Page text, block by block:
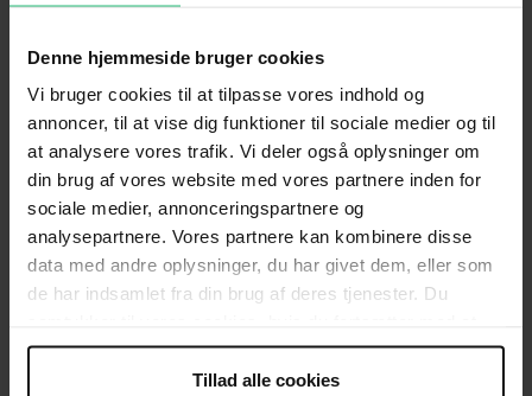
Denne hjemmeside bruger cookies
Vi bruger cookies til at tilpasse vores indhold og
annoncer, til at vise dig funktioner til sociale medier og til
at analysere vores trafik. Vi deler også oplysninger om
din brug af vores website med vores partnere inden for
sociale medier, annonceringspartnere og
analysepartnere. Vores partnere kan kombinere disse
data med andre oplysninger, du har givet dem, eller som
de har indsamlet fra din brug af deres tjenester. Du
anvende vores hjemmeside.
Tillad alle cookies
Bliv Erhvervsmedlem